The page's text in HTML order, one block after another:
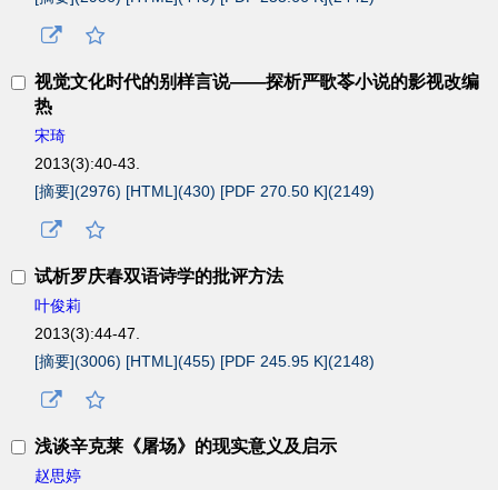
视觉文化时代的别样言说——探析严歌苓小说的影视改编
热
宋琦
2013(3):40-43.
[摘要](2976) [HTML](430) [PDF 270.50 K](2149)
试析罗庆春双语诗学的批评方法
叶俊莉
2013(3):44-47.
[摘要](3006) [HTML](455) [PDF 245.95 K](2148)
浅谈辛克莱《屠场》的现实意义及启示
赵思婷